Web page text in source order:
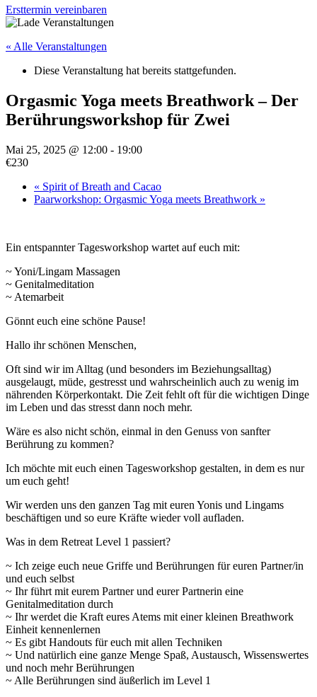
Ersttermin vereinbaren
« Alle Veranstaltungen
Diese Veranstaltung hat bereits stattgefunden.
Orgasmic Yoga meets Breathwork – Der
Berührungsworkshop für Zwei
Mai 25, 2025 @ 12:00 - 19:00
€230
« Spirit of Breath and Cacao
Paarworkshop: Orgasmic Yoga meets Breathwork »
Ein entspannter Tagesworkshop wartet auf euch mit:
~ Yoni/Lingam Massagen
~ Genitalmeditation
~ Atemarbeit
Gönnt euch eine schöne Pause!
Hallo ihr schönen Menschen,
Oft sind wir im Alltag (und besonders im Beziehungsalltag)
ausgelaugt, müde, gestresst und wahrscheinlich auch zu wenig im
nährenden Körperkontakt. Die Zeit fehlt oft für die wichtigen Dinge
im Leben und das stresst dann noch mehr.
Wäre es also nicht schön, einmal in den Genuss von sanfter
Berührung zu kommen?
Ich möchte mit euch einen Tagesworkshop gestalten, in dem es nur
um euch geht!
Wir werden uns den ganzen Tag mit euren Yonis und Lingams
beschäftigen und so eure Kräfte wieder voll aufladen.
Was in dem Retreat Level 1 passiert?
~ Ich zeige euch neue Griffe und Berührungen für euren Partner/in
und euch selbst
~ Ihr führt mit eurem Partner und eurer Partnerin eine
Genitalmeditation durch
~ Ihr werdet die Kraft eures Atems mit einer kleinen Breathwork
Einheit kennenlernen
~ Es gibt Handouts für euch mit allen Techniken
~ Und natürlich eine ganze Menge Spaß, Austausch, Wissenswertes
und noch mehr Berührungen
~ Alle Berührungen sind äußerlich im Level 1